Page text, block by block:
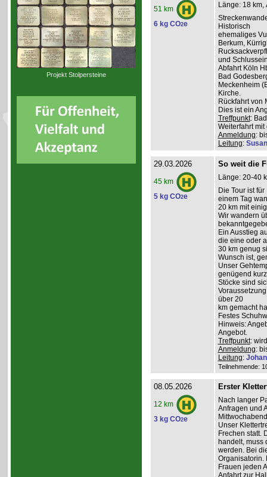
Projekt Stolpersteine
51 km
6 kg CO2e
Länge: 18 km,
Historisch
ehemaliges
Berkum,
und
Abfahrt Köln
Bad
Meckenheim
Kirche.
Rückfahrt von
Dies ist ein
Treffpunkt:
Weiterfahrt
Anmeldung:
Leitung:
29.03.2026
45 km
5 kg CO2e
So weit die
Länge: 20-40
Die Tour ist
einem Tag
20 km mit
Wir wandern
Ein Ausstieg
die eine oder
30 km genug
Wunsch ist,
Unser
genügend
Stöcke sind
über 20
km gemacht
Festes
Hinweis:
Angebot.
Treffpunkt:
Anmeldung:
Leitung:
Teilnehmende:
08.05.2026
12 km
3 kg CO2e
Erster
Nach langer
Anfragen und
Unser
Frechen statt.
handelt, muss
werden. Bei
Organisatorin.
Frauen jeden
Anfahrt zur